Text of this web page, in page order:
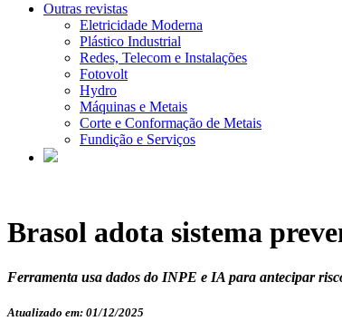
Outras revistas
Eletricidade Moderna
Plástico Industrial
Redes, Telecom e Instalações
Fotovolt
Hydro
Máquinas e Metais
Corte e Conformação de Metais
Fundição e Serviços
Brasol adota sistema
Ferramenta usa dados do INPE e IA para antecipar
Atualizado em: 01/12/2025